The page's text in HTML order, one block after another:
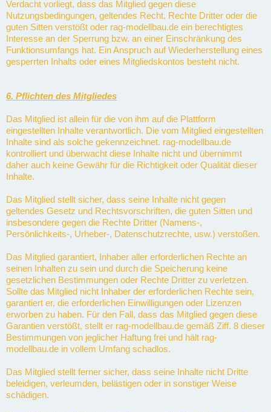
Verdacht vorliegt, dass das Mitglied gegen diese
Nutzungsbedingungen, geltendes Recht, Rechte Dritter oder die
guten Sitten verstößt oder rag-modellbau.de ein berechtigtes
Interesse an der Sperrung bzw. an einer Einschränkung des
Funktionsumfangs hat. Ein Anspruch auf Wiederherstellung eines
gesperrten Inhalts oder eines Mitgliedskontos besteht nicht.
6. Pflichten des Mitgliedes
Das Mitglied ist allein für die von ihm auf die Plattform
eingestellten Inhalte verantwortlich. Die vom Mitglied eingestellten
Inhalte sind als solche gekennzeichnet. rag-modellbau.de
kontrolliert und überwacht diese Inhalte nicht und übernimmt
daher auch keine Gewähr für die Richtigkeit oder Qualität dieser
Inhalte.
Das Mitglied stellt sicher, dass seine Inhalte nicht gegen
geltendes Gesetz und Rechtsvorschriften, die guten Sitten und
insbesondere gegen die Rechte Dritter (Namens-,
Persönlichkeits-, Urheber-, Datenschutzrechte, usw.) verstoßen.
Das Mitglied garantiert, Inhaber aller erforderlichen Rechte an
seinen Inhalten zu sein und durch die Speicherung keine
gesetzlichen Bestimmungen oder Rechte Dritter zu verletzen.
Sollte das Mitglied nicht Inhaber der erforderlichen Rechte sein,
garantiert er, die erforderlichen Einwilligungen oder Lizenzen
erworben zu haben. Für den Fall, dass das Mitglied gegen diese
Garantien verstößt, stellt er rag-modellbau.de gemäß Ziff. 8 dieser
Bestimmungen von jeglicher Haftung frei und hält rag-
modellbau.de in vollem Umfang schadlos.
Das Mitglied stellt ferner sicher, dass seine Inhalte nicht Dritte
beleidigen, verleumden, belästigen oder in sonstiger Weise
schädigen.